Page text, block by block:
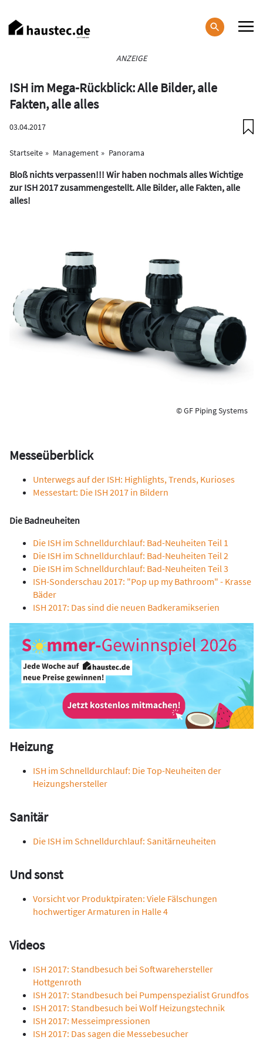
zum
Inhalt
ANZEIGE
ISH im Mega-Rückblick: Alle Bilder, alle
Fakten, alle alles
03.04.2017
Startseite Management Panorama
Bloß nichts verpassen!!! Wir haben nochmals alles Wichtige
zur ISH 2017 zusammengestellt. Alle Bilder, alle Fakten, alle
alles!
© GF Piping Systems
Messeüberblick
Unterwegs auf der ISH: Highlights, Trends, Kurioses
Messestart: Die ISH 2017 in Bildern
Die Badneuheiten
Die ISH im Schnelldurchlauf: Bad-Neuheiten Teil 1
Die ISH im Schnelldurchlauf: Bad-Neuheiten Teil2
Die ISH im Schnelldurchlauf: Bad-Neuheiten Teil3
ISH-Sonderschau 2017: "Pop up my Bathroom" - Krasse
Bäder
ISH 2017: Das sind die neuen Badkeramikserien
Heizung
ISH im Schnelldurchlauf: Die Top-Neuheiten der
Heizungshersteller
Sanitär
Die ISH im Schnelldurchlauf: Sanitärneuheiten
Und sonst
Vorsicht vor Produktpiraten: Viele Fälschungen
hochwertiger Armaturen in Halle 4
Videos
ISH 2017: Standbesuch bei Softwarehersteller
Hottgenroth
ISH 2017: Standbesuch bei Pumpenspezialist Grundfos
ISH 2017: Standbesuch bei Wolf Heizungstechnik
ISH 2017: Messeimpressionen
ISH 2017: Das sagen die Messebesucher